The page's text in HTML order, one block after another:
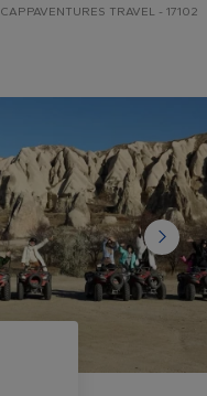
CAPPAVENTURES TRAVEL - 17102